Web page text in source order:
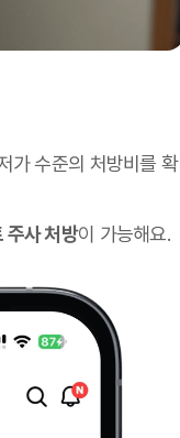
가 수준의 처방비를 확
주사 처방이 가능해요.